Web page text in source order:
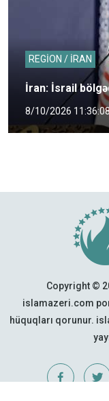
REGİON / İRAN
İran: İsrail
8/10/2026
Copyright ©
islamazeri.com
hüquqları qorunur.